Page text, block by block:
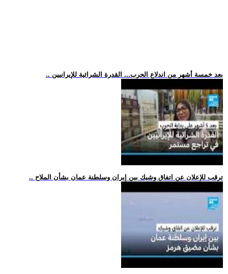
.. بعد خمسة أشهر من اندلاع الحرب... القدرة الشرائية للإيرانيين
.. ترقب للإعلان عن اتفاق وشيك بين إيران وسلطنة عمان بشأن الملاح